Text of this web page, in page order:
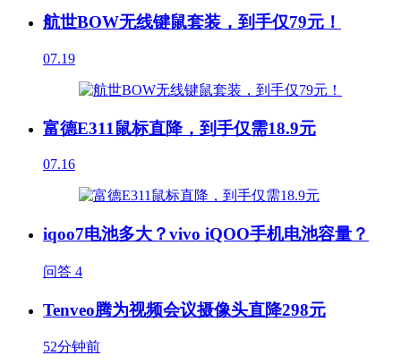
航世BOW无线键鼠套装，到手仅79元！
07.19
富德E311鼠标直降，到手仅需18.9元
07.16
iqoo7电池多大？vivo iQOO手机电池容量？
问答 4
Tenveo腾为视频会议摄像头直降298元
52分钟前